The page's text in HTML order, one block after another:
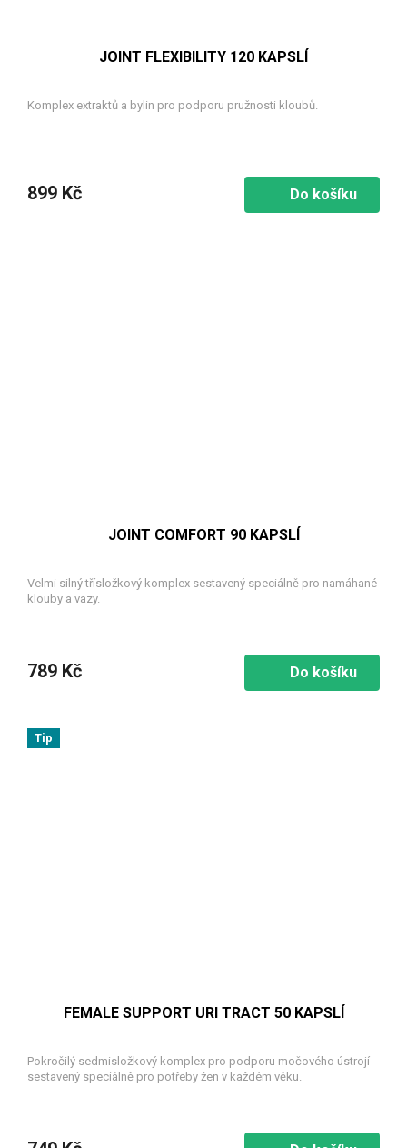
JOINT FLEXIBILITY 120 KAPSLÍ
Komplex extraktů a bylin pro podporu pružnosti kloubů.
899 Kč Do košíku
JOINT COMFORT 90 KAPSLÍ
Velmi silný třísložkový komplex sestavený speciálně pro namáhané
klouby a vazy.
789 Kč Do košíku
Tip
FEMALE SUPPORT URI TRACT 50 KAPSLÍ
Pokročilý sedmisložkový komplex pro podporu močového ústrojí
sestavený speciálně pro potřeby žen v každém věku.